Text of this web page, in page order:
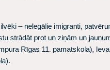
– nelegālie imigranti,
strādāt prot un ziņām un
Rīgas 11. pamatskola),